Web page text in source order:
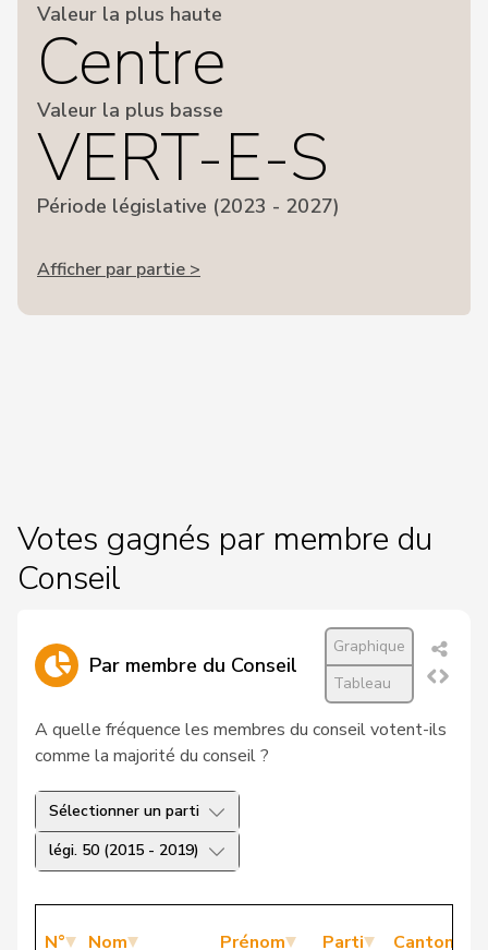
Valeur la plus haute
Centre
Valeur la plus basse
VERT-E-S
Période législative (2023 - 2027)
Afficher par partie >
Votes gagnés par membre du
Conseil
Par membre du Conseil
Graphique
Tableau
A quelle fréquence les membres du conseil votent-ils
comme la majorité du conseil ?
Sélectionner un parti
légi. 50 (2015 - 2019)
N° Nom Prénom Parti Canton